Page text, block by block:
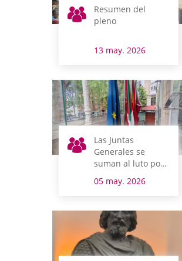
Resumen del
pleno
13 may. 2026
Las Juntas
Generales se
suman al luto por
Garaikoetxea
05 may. 2026